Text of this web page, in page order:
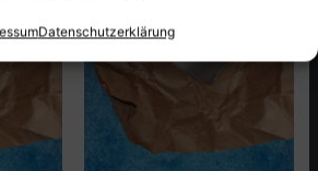
Datenschutzerklärung